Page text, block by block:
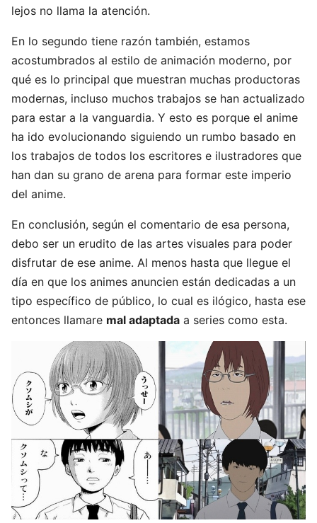
lejos no llama la atención.
En lo segundo tiene razón también, estamos
acostumbrados al estilo de animación moderno, por
qué es lo principal que muestran muchas productoras
modernas, incluso muchos trabajos se han actualizado
para estar a la vanguardia. Y esto es porque el anime
ha ido evolucionando siguiendo un rumbo basado en
los trabajos de todos los escritores e ilustradores que
han dan su grano de arena para formar este imperio
del anime.
En conclusión, según el comentario de esa persona,
debo ser un erudito de las artes visuales para poder
disfrutar de ese anime. Al menos hasta que llegue el
día en que los animes anuncien están dedicadas a un
tipo específico de público, lo cual es ilógico, hasta ese
entonces llamare mal adaptada a series como esta.